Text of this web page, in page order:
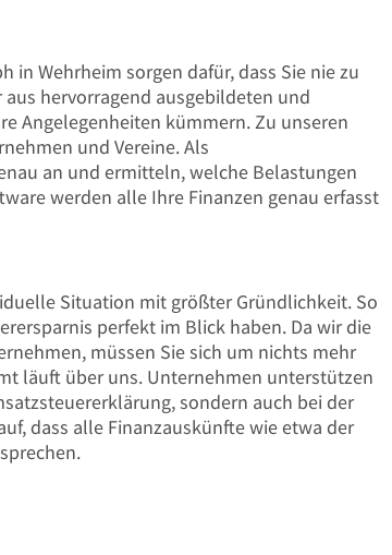
in Wehrheim sorgen dafür, dass Sie nie zu
hervorragend ausgebildeten und
Angelegenheiten kümmern. Zu unseren
und Vereine. Als
an und ermitteln, welche Belastungen
werden alle Ihre Finanzen genau erfasst
Situation mit größter Gründlichkeit. So
perfekt im Blick haben. Da wir die
müssen Sie sich um nichts mehr
läuft über uns. Unternehmen unterstützen
sondern auch bei der
dass alle Finanzauskünfte wie etwa der